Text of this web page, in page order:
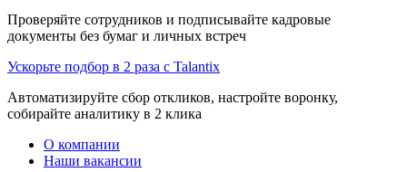
Проверяйте сотрудников и подписывайте кадровые
документы без бумаг и личных встреч
Ускорьте подбор в 2 раза с Talantix
Автоматизируйте сбор откликов, настройте воронку,
собирайте аналитику в 2 клика
О компании
Наши вакансии